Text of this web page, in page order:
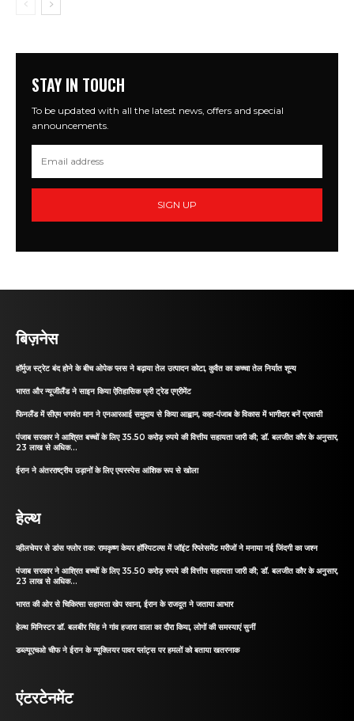
STAY IN TOUCH
To be updated with all the latest news, offers and special
announcements.
SIGN UP
बिज़नेस
हॉर्मुज स्ट्रेट बंद होने के बीच ओपेक प्लस ने बढ़ाया तेल उत्पादन कोटा, कुवैत का कच्चा तेल निर्यात शून्य
भारत और न्यूजीलैंड ने साइन किया ऐतिहासिक फ्री ट्रेड एग्रीमेंट
फिनलैंड में सीएम भगवंत मान ने एनआरआई समुदाय से किया आह्वान, कहा-पंजाब के विकास में भागीदार बनें प्रवासी
पंजाब सरकार ने आश्रित बच्चों के लिए 35.50 करोड़ रुपये की वित्तीय सहायता जारी की; डॉ. बलजीत कौर के अनुसार,
23 लाख से अधिक...
ईरान ने अंतरराष्ट्रीय उड़ानों के लिए एयरस्पेस आंशिक रूप से खोला
हेल्थ
व्हीलचेयर से डांस फ्लोर तक: रामकृष्ण केयर हॉस्पिटल्स में जॉइंट रिप्लेसमेंट मरीजों ने मनाया नई जिंदगी का जश्न
पंजाब सरकार ने आश्रित बच्चों के लिए 35.50 करोड़ रुपये की वित्तीय सहायता जारी की; डॉ. बलजीत कौर के अनुसार,
23 लाख से अधिक...
भारत की ओर से चिकित्सा सहायता खेप रवाना, ईरान के राजदूत ने जताया आभार
हेल्थ मिनिस्टर डॉ. बलबीर सिंह ने गांव हजारा वाला का दौरा किया, लोगों की समस्याएं सुनीं
डब्ल्यूएचओ चीफ ने ईरान के न्यूक्लियर पावर प्लांट्स पर हमलों को बताया खतरनाक
एंटरटेनमेंट